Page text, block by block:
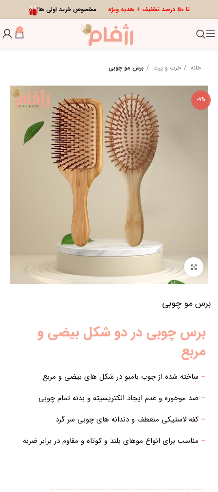
تا 50 درصد تخفیف + هدیه ویژه مخصوص خرید اولی ها
0
خانه خرت و پرت برس مو چوبی
-7%
برای بزرگنمایی کلیک کنید
برس مو چوبی
برس چوبی در دو شکل بیضی و
مربع
– ساخته شده از چوب بامبو در شکل های بیضی و مربع
– ضد موخوره و عدم ایجاد الکتریسیته و بدنه تمام چوبی
– کفه لاستیکی منعطف و دندانه های چوبی سر گرد
– مناسب برای انواع موهای بلند و کوتاه و مقاوم در برابر ضربه